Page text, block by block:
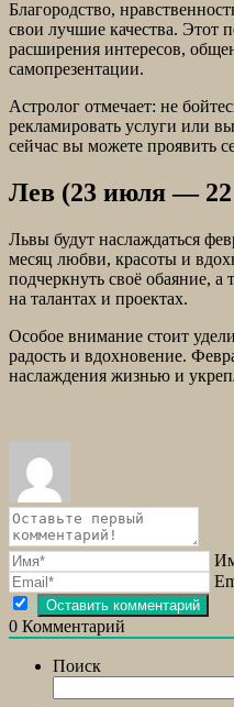
Благородство,
свои лучшие качества. Этот
расширения интересов,
самопрезентации.
Астролог отмечает: не
рекламировать услуги или
сейчас вы можете проявить
Лев (23 июля — 22
Львы будут наслаждаться
месяц любви, красоты и
подчеркнуть своё обаяние,
на талантах и проектах.
Особое внимание стоит
радость и вдохновение.
наслаждения жизнью и
0 Комментарий
Поиск